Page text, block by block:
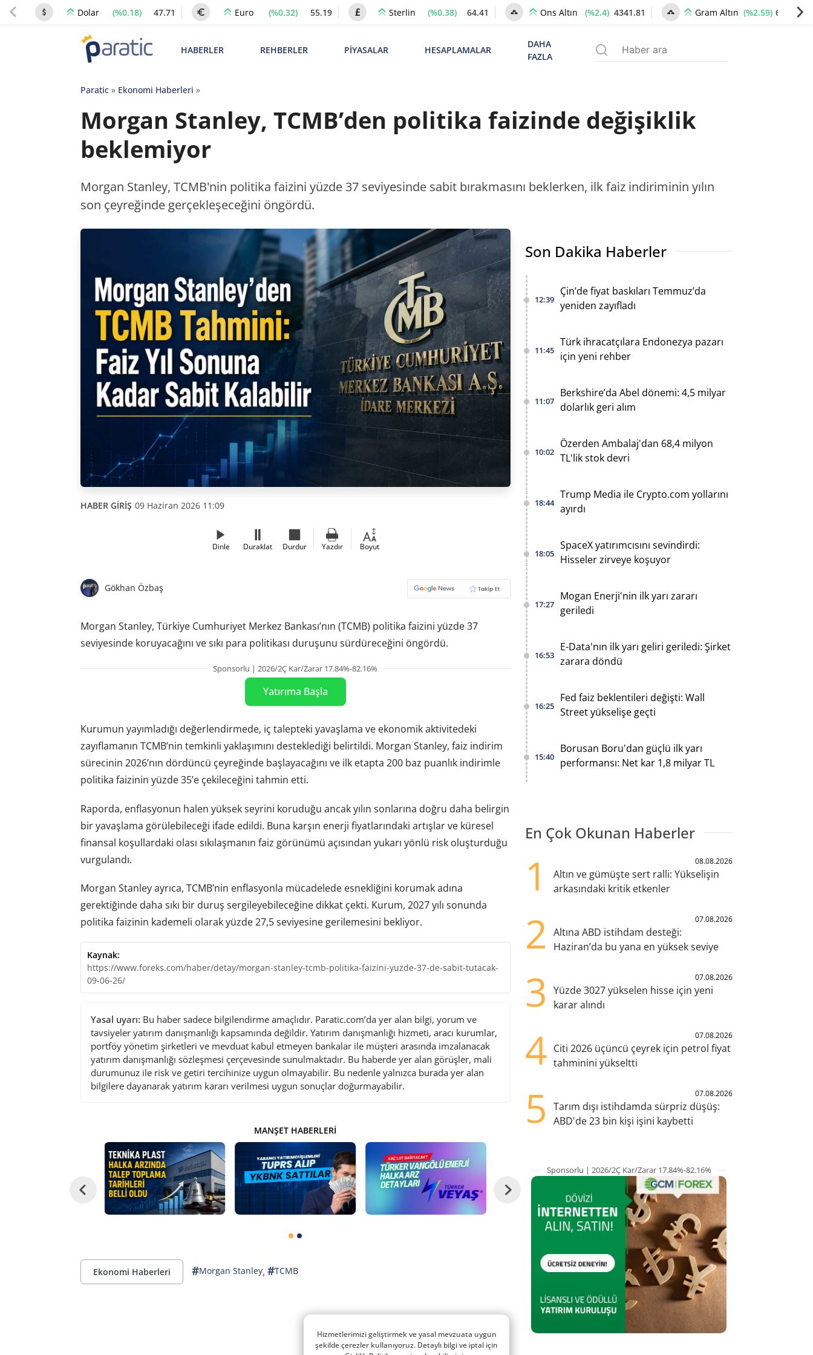
Dolar (%0.18) 47.71 Euro (%0.32) 55.19 Sterlin (%0.38) 64.41 Ons Altın (%2.4) 4341.81 Gram Altın (%2.59) 6660.55
HABERLER REHBERLER PİYASALAR HESAPLAMALAR
DAHA
FAZLA
Paratic» Ekonomi Haberleri »
Morgan Stanley, TCMB’den politika faizinde değişiklik
beklemiyor
Morgan Stanley, TCMB'nin politika faizini yüzde 37 seviyesinde sabit bırakmasını beklerken, ilk faiz indiriminin yılın
son çeyreğinde gerçekleşeceğini öngördü.
HABER GİRİŞ 09 Haziran 2026 11:09
Dinle Duraklat Durdur Yazdır Boyut
Gökhan Özbaş
Morgan Stanley, Türkiye Cumhuriyet Merkez Bankası’nın (TCMB) politika faizini yüzde 37
seviyesinde koruyacağını ve sıkı para politikası duruşunu sürdüreceğini öngördü.
Sponsorlu | 2026/2Ç Kar/Zarar 17.84%-82.16%
Yatırıma Başla
Kurumun yayımladığı değerlendirmede, iç talepteki yavaşlama ve ekonomik aktivitedeki
zayıflamanın TCMB’nin temkinli yaklaşımını desteklediği belirtildi. Morgan Stanley, faiz indirim
sürecinin 2026’nın dördüncü çeyreğinde başlayacağını ve ilk etapta 200 baz puanlık indirimle
politika faizinin yüzde 35’e çekileceğini tahmin etti.
Raporda, enflasyonun halen yüksek seyrini koruduğu ancak yılın sonlarına doğru daha belirgin
bir yavaşlama görülebileceği ifade edildi. Buna karşın enerji fiyatlarındaki artışlar ve küresel
finansal koşullardaki olası sıkılaşmanın faiz görünümü açısından yukarı yönlü risk oluşturduğu
vurgulandı.
Morgan Stanley ayrıca, TCMB’nin enflasyonla mücadelede esnekliğini korumak adına
gerektiğinde daha sıkı bir duruş sergileyebileceğine dikkat çekti. Kurum, 2027 yılı sonunda
politika faizinin kademeli olarak yüzde 27,5 seviyesine gerilemesini bekliyor.
Kaynak:
https://www.foreks.com/haber/detay/morgan-stanley-tcmb-politika-faizini-yuzde-37-de-sabit-tutacak-
09-06-26/
Yasal uyarı: Bu haber sadece bilgilendirme amaçlıdır. Paratic.com’da yer alan bilgi, yorum ve
tavsiyeler yatırım danışmanlığı kapsamında değildir. Yatırım danışmanlığı hizmeti, aracı kurumlar,
portföy yönetim şirketleri ve mevduat kabul etmeyen bankalar ile müşteri arasında imzalanacak
yatırım danışmanlığı sözleşmesi çerçevesinde sunulmaktadır. Bu haberde yer alan görüşler, mali
durumunuz ile risk ve getiri tercihinize uygun olmayabilir. Bu nedenle yalnızca burada yer alan
bilgilere dayanarak yatırım kararı verilmesi uygun sonuçlar doğurmayabilir.
MANŞET HABERLERI
Ekonomi Haberleri #Morgan Stanley, #TCMB
Son Dakika Haberler
12:39
Çin’de fiyat baskıları Temmuz’da
yeniden zayıfladı
11:45
Türk ihracatçılara Endonezya pazarı
için yeni rehber
11:07
Berkshire’da Abel dönemi: 4,5 milyar
dolarlık geri alım
10:02
Özerden Ambalaj'dan 68,4 milyon
TL'lik stok devri
18:44
Trump Media ile Crypto.com yollarını
ayırdı
18:05
SpaceX yatırımcısını sevindirdi:
Hisseler zirveye koşuyor
17:27
Mogan Enerji'nin ilk yarı zararı
geriledi
16:53
E-Data'nın ilk yarı geliri geriledi: Şirket
zarara döndü
16:25
Fed faiz beklentileri değişti: Wall
Street yükselişe geçti
15:40
Borusan Boru'dan güçlü ilk yarı
performansı: Net kar 1,8 milyar TL
En Çok Okunan Haberler
1 08.08.2026
Altın ve gümüşte sert ralli: Yükselişin
arkasındaki kritik etkenler
2 07.08.2026
Altına ABD istihdam desteği:
Haziran’da bu yana en yüksek seviye
3 07.08.2026
Yüzde 3027 yükselen hisse için yeni
karar alındı
4 07.08.2026
Citi 2026 üçüncü çeyrek için petrol fiyat
tahminini yükseltti
5 07.08.2026
Tarım dışı istihdamda sürpriz düşüş:
ABD'de 23 bin kişi işini kaybetti
Sponsorlu | 2026/2Ç Kar/Zarar 17.84%-82.16%
Hizmetlerimizi geliştirmek ve yasal mevzuata uygun
şekilde çerezler kullanıyoruz. Detaylı bilgi ve iptal için